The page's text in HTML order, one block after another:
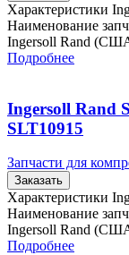
Характеристики
Наименование
Ingersoll Rand
Подробнее
Ingersoll Rand
SLT10915
Запчасти для
Заказать
Характеристики
Наименование
Ingersoll Rand
Подробнее